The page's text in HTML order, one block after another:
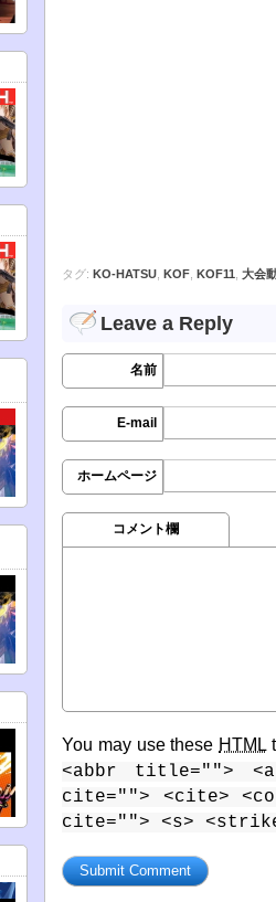
タグ: KO-HATSU KOF KOF11 大会
Leave a Reply
名前
E-mail
ホームページ
コメント欄
You may use these HTML
<abbr title="">
cite=""> <cite>
cite=""> <s>